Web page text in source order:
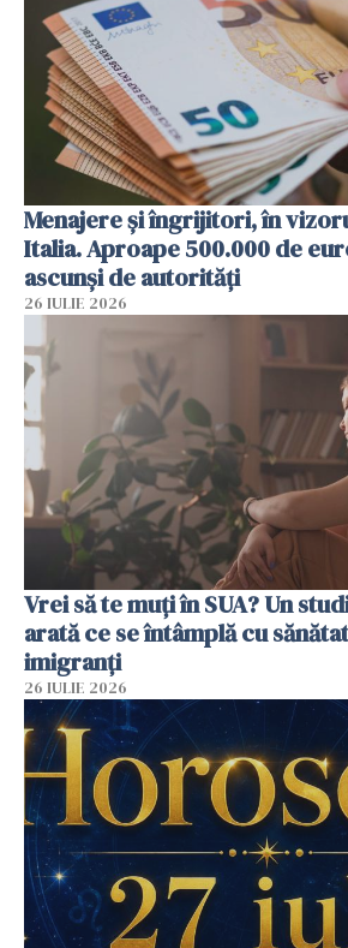
Menajere și îngrijitori, în
Italia. Aproape 500.000 de
ascunși de autorități
26 IULIE 2026
Vrei să te muți în SUA? Un
arată ce se întâmplă cu
imigranți
26 IULIE 2026